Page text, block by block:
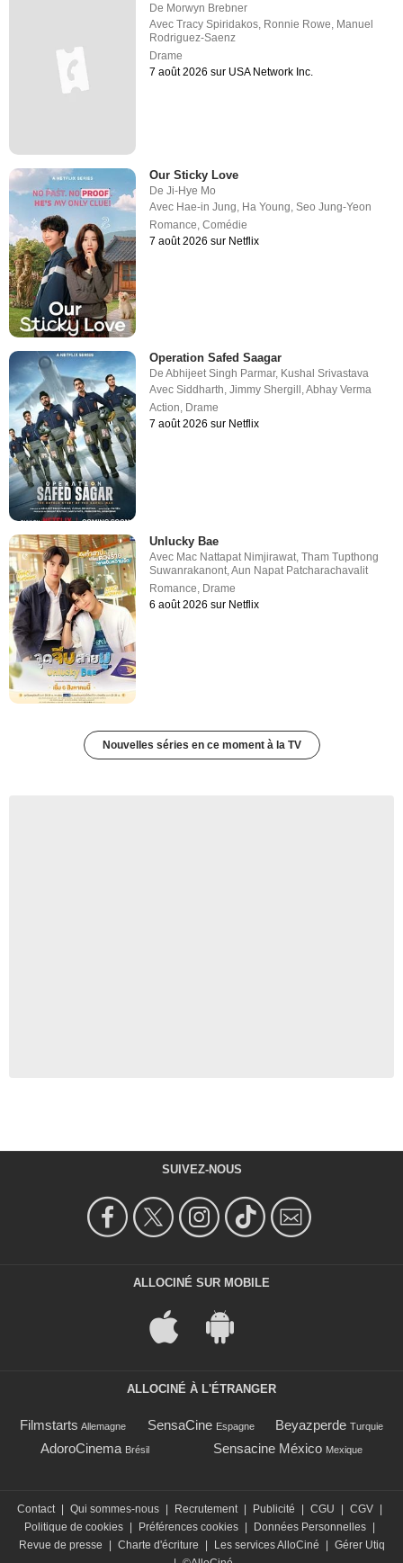
De Morwyn Brebner
AvecTracy Spiridakos Ronnie Rowe Manuel
Rodriguez-Saenz
Drame
7 août 2026 sur USA Network Inc.
Our Sticky Love
DeJi-Hye Mo
Avec Hae-in Jung, Ha Young,Seo Jung-Yeon
Romance,Comédie
7 août 2026 sur Netflix
Operation Safed Saagar
DeAbhijeet Singh Parmar, Kushal Srivastava
AvecSiddharth,Jimmy Shergill ,Abhay Verma
Action, Drame
7 août 2026 sur Netflix
Unlucky Bae
Avec Mac Nattapat Nimjirawat ,Tham Tupthong
Suwanrakanont ,Aun Napat Patcharachavalit
Romance Drame
6 août 2026 sur Netflix
Nouvelles séries en ce moment à la TV
SUIVEZ-NOUS
ALLOCINÉ SUR MOBILE
ALLOCINÉ À L'ÉTRANGER
Filmstarts Allemagne SensaCine Espagne Beyazperde Turquie
AdoroCinema Brésil Sensacine México Mexique
Contact | Qui sommes-nous | Recrutement | Publicité | CGU | CGV |
Politique de cookies | Préférences cookies | Données Personnelles |
Revue de presse
| Charte d'écriture | Les services AlloCiné | Gérer Utiq